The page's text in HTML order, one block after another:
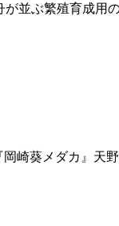
並ぶ繁殖育成用
崎葵メダカ』天